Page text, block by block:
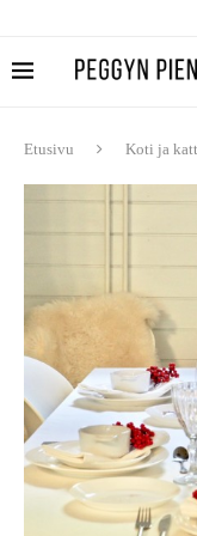
Etusivu Koti ja